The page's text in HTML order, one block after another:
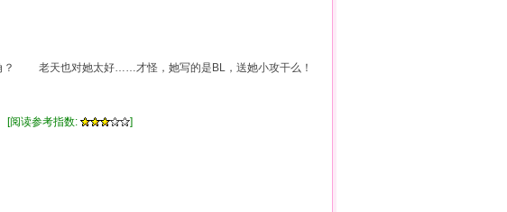
老天也对她太好……才怪，她写的是BL，送她小攻干么！
阅读参考指数:
]